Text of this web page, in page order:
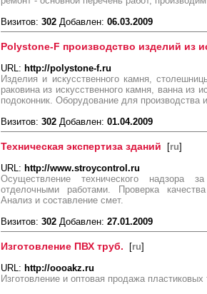
Визитов: 302 Добавлен: 06.03.2009
Polystone-F производство изделий из
URL: http://polystone-f.ru
Изделия и искусственного камня,
раковина из искусственного камня, ванна из
подоконник. Оборудование для производства
Визитов: 302 Добавлен: 01.04.2009
Техническая экспертиза зданий [ru]
URL: http://www.stroycontrol.ru
Осуществление технического надзора
отделочными работами. Проверка
Анализ и составление смет.
Визитов: 302 Добавлен: 27.01.2009
Изготовление ПВХ труб. [ru]
URL: http://oooakz.ru
Изготовление и оптовая продажа